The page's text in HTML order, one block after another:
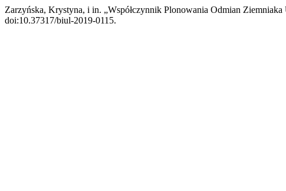
Zarzyńska, Krystyna, i in. „Współczynnik Plonowania Odmian
doi:10.37317/biul-2019-0115.